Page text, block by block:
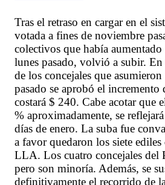
Tras el retraso en cargar en el
votada a fines de noviembre
colectivos que había
lunes pasado, volvió a subir.
de los concejales que
pasado se aprobó el incremento
costará $ 240. Cabe acotar que
% aproximadamente, se
días de enero. La suba fue
a favor quedaron los siete
LLA. Los cuatro concejales del
pero son minoría. Además, se
definitivamente el recorrido de